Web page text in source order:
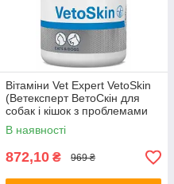
Вітаміни Vet Expert VetoSkin
(Ветексперт ВетоСкін для
собак і кішок з проблемами
шкіри) 60 капсул
В наявності
872,10 ₴ 969 ₴